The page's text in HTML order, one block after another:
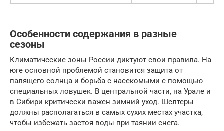
Особенности содержания в разные
сезоны
Климатические зоны России диктуют свои правила. На
юге основной проблемой становится защита от
палящего солнца и борьба с насекомыми с помощью
специальных ловушек. В центральной части, на Урале и
в Сибири критически важен зимний уход. Шелтеры
должны располагаться в самых сухих местах участка,
чтобы избежать застоя воды при таянии снега.